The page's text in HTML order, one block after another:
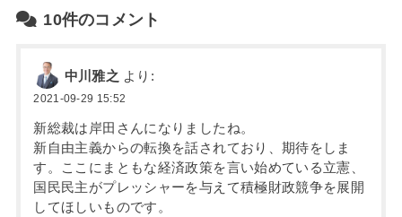
10件のコメント
中川雅之 より:
2021-09-29 15:52
新総裁は岸田さんになりましたね。
新自由主義からの転換を話されており、期待をしま
す。ここにまともな経済政策を言い始めている立憲、
国民民主がプレッシャーを与えて積極財政競争を展開
してほしいものです。